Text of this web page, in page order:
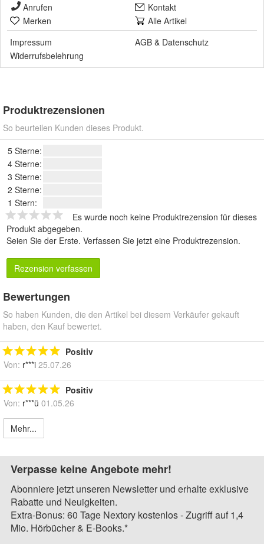
Anrufen
Kontakt
Merken
Alle Artikel
Impressum
AGB & Datenschutz
Widerrufsbelehrung
Produktrezensionen
So beurteilen Kunden dieses Produkt.
5 Sterne:
4 Sterne:
3 Sterne:
2 Sterne:
1 Stern:
Es wurde noch keine Produktrezension für dieses
Produkt abgegeben.
Seien Sie der Erste. Verfassen Sie jetzt eine Produktrezension.
Rezension verfassen
Bewertungen
So haben Kunden, die den Artikel bei diesem Verkäufer gekauft
haben, den Kauf bewertet.
Positiv
Von: r***i 25.07.26
Positiv
Von: r***ü 01.05.26
Mehr...
Verpasse keine Angebote mehr!
Abonniere jetzt unseren Newsletter und erhalte exklusive
Rabatte und Neuigkeiten.
Extra-Bonus: 60 Tage Nextory kostenlos - Zugriff auf 1,4
Mio. Hörbücher & E-Books.*